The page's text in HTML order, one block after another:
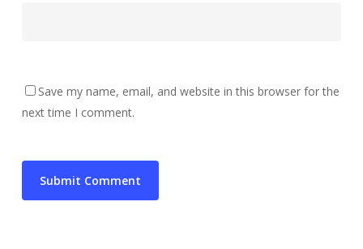
Save my name, email, and website in this browser for the
next time I comment.